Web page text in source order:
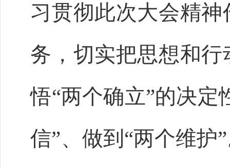
习贯彻此次大会精
务，切实把思想和
悟“两个确立”的决定
信”、做到“两个维护